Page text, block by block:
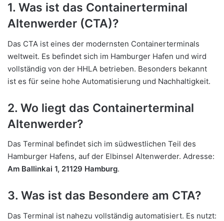
1. Was ist das Containerterminal
Altenwerder (CTA)?
Das CTA ist eines der modernsten Containerterminals
weltweit. Es befindet sich im Hamburger Hafen und wird
vollständig von der HHLA betrieben. Besonders bekannt
ist es für seine hohe Automatisierung und Nachhaltigkeit.
2. Wo liegt das Containerterminal
Altenwerder?
Das Terminal befindet sich im südwestlichen Teil des
Hamburger Hafens, auf der Elbinsel Altenwerder. Adresse:
Am Ballinkai 1, 21129 Hamburg.
3. Was ist das Besondere am CTA?
Das Terminal ist nahezu vollständig automatisiert. Es nutzt: